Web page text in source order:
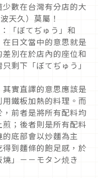
數在台灣有分店的大
天久）莫屬！
「ぼてぢゅう」和
在日文當中的意思就是
差別在於店內的座位和
剩下「ぼてぢゅう」
實直譯的意思應該是
用鐵板加熱的料理。而
前者是將所有配料均
；後者則是所有配料
底部會以炒麵為主
到麵條的飽足感，於
」－－モタン焼き